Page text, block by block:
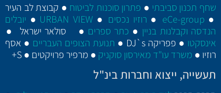
שחף תכנון סביבתי ● פתרון סוכנות לביטוח ● קבוצת לב העיר
●
eCe-group
● רוזיו נכסים ●
URBAN VIEW
● יובלים
הנדסה וקבלנות בניין ● כתר ספרים ● סולאר ישראל ●
אינסקטו ● פפריקה DJ`s ● תנועת הצופים העבריים ● אסף
רוזיו ● משרד עו"ד מאירסון סוקניק ● מרפיר פרויקטים ● S+
תעשייה, ייצוא וחברות בינ"ל